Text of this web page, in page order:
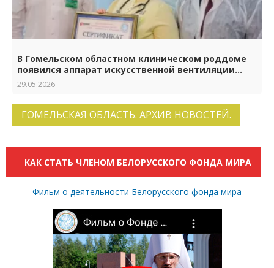
В Гомельском областном клиническом роддоме
появился аппарат искусственной вентиляции
лёгких нового поколения
29.05.2026
ГОМЕЛЬСКАЯ ОБЛАСТЬ. АРХИВ НОВОСТЕЙ.
КАК СТАТЬ ЧЛЕНОМ БЕЛОРУССКОГО ФОНДА МИРА
Фильм о деятельности Белорусского фонда мира